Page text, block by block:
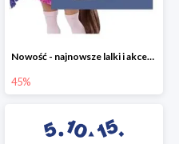
Nowość - najnowsze lalki i akcesoria L.O.L. w 5.10.15 do -45%
45%